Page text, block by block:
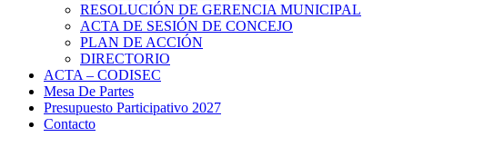
RESOLUCIÓN DE GERENCIA MUNICIPAL
ACTA DE SESIÓN DE CONCEJO
PLAN DE ACCIÓN
DIRECTORIO
ACTA – CODISEC
Mesa De Partes
Presupuesto Participativo 2027
Contacto